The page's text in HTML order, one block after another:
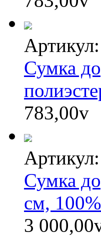
Сумка
783,00v
Сумка
см,
3 000,00